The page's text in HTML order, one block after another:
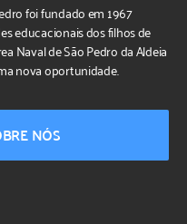
foi fundado em 1967
educacionais dos filhos de
Naval de São Pedro da Aldeia
nova oportunidade.
NÓS